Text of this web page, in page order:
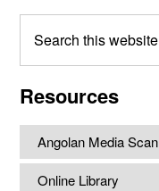
this
Resources
Angolan Media Scan
Online Library